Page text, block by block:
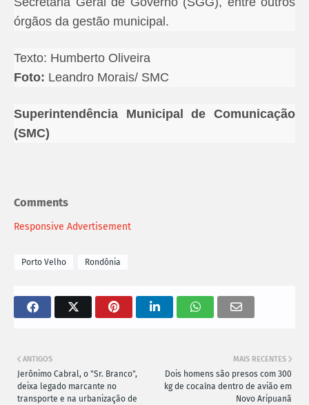
órgãos da gestão municipal.
Texto: Humberto Oliveira
Foto: Leandro Morais/ SMC
Superintendência Municipal de Comunicação
(SMC)
Comments
Responsive Advertisement
Porto Velho Rondônia
MAIS RECENTES
Dois homens são presos com 300
kg de cocaína dentro de avião em
Novo Aripuanã
ANTIGOS
Jerônimo Cabral, o "Sr. Branco",
deixa legado marcante no
transporte e na urbanização de